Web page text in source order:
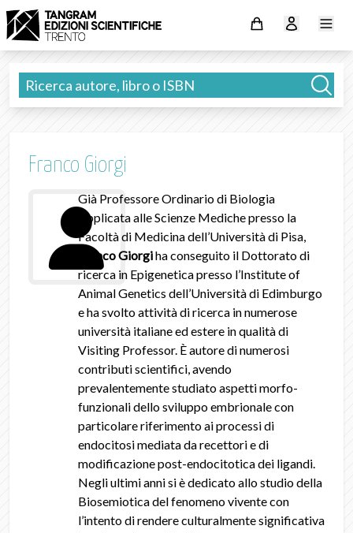
Franco Giorgi
Già Professore Ordinario di Biologia
Applicata alle Scienze Mediche presso la
Facoltà di Medicina dell’Università di Pisa,
Franco Giorgiha conseguito il Dottorato di
ricerca in Epigenetica presso l’Institute of
Animal Genetics dell’Università di Edimburgo
e ha svolto attività di ricerca in numerose
università italiane ed estere in qualità di
Visiting Professor. È autore di numerosi
contributi scientifici, avendo
prevalentemente studiato aspetti morfo-
funzionali dello sviluppo embrionale con
particolare riferimento ai processi di
endocitosi mediata da recettori e di
modificazione post-endocitotica dei ligandi.
Negli ultimi anni si è dedicato allo studio della
Biosemiotica del fenomeno vivente con
l’intento di rendere culturalmente significativa